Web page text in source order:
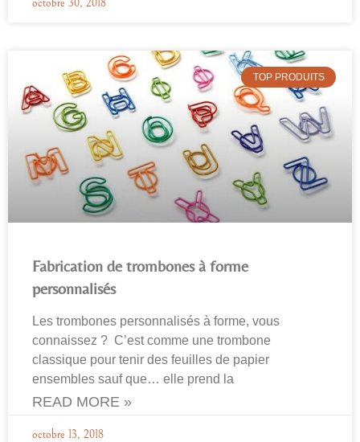
octobre 30, 2018
TOP PRODUITS
Fabrication de trombones à forme
personnalisés
Les trombones personnalisés à forme, vous
connaissez ? C’est comme une trombone
classique pour tenir des feuilles de papier
ensembles sauf que… elle prend la
READ MORE »
octobre 13, 2018